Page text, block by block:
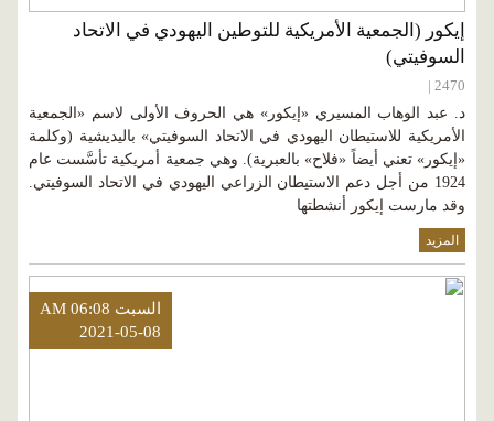
إيكور (الجمعية الأمريكية للتوطين اليهودي في الاتحاد
السوفيتي)
2470 |
د. عبد الوهاب المسيري «إيكور» هي الحروف الأولى لاسم «الجمعية
الأمريكية للاستيطان اليهودي في الاتحاد السوفيتي» باليديشية (وكلمة
«إيكور» تعني أيضاً «فلاح» بالعبرية). وهي جمعية أمريكية تأسَّست عام
1924 من أجل دعم الاستيطان الزراعي اليهودي في الاتحاد السوفيتي.
وقد مارست إيكور أنشطتها
المزيد
السبت AM 06:08
2021-05-08